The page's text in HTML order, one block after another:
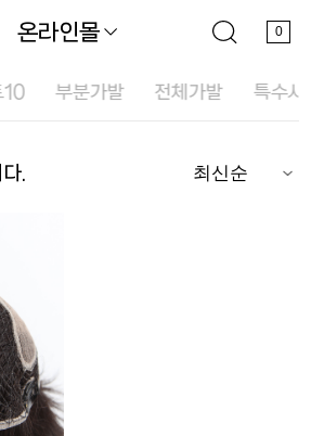
0
온라인몰
10 부분가발 전체가발 특수사
.